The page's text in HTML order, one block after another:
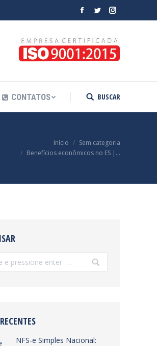
Facebook
TwitterInstagram
CONTATOS Search:
BUSCAR
Início
Sem categoria
Benefícios econômicos no ES |…
NFS-e Simples Nacional: